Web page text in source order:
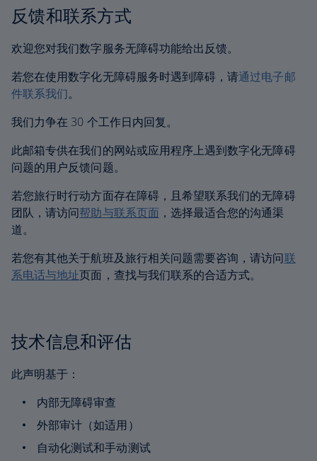
反馈和联系方式
欢迎您对我们数字服务无障碍功能给出反馈。
若您在使用数字化无障碍服务时遇到障碍，请通过电子邮
件联系我们。
我们力争在 30 个工作日内回复。
此邮箱专供在我们的网站或应用程序上遇到数字化无障碍
问题的用户反馈问题。
若您旅行时行动方面存在障碍，且希望联系我们的无障碍
团队，请访问帮助与联系页面 ，选择最适合您的沟通渠
道。
若您有其他关于航班及旅行相关问题需要咨询，请访问联
系电话与地址页面，查找与我们联系的合适方式。
技术信息和评估
此声明基于：
内部无障碍审查
外部审计（如适用）
自动化测试和手动测试